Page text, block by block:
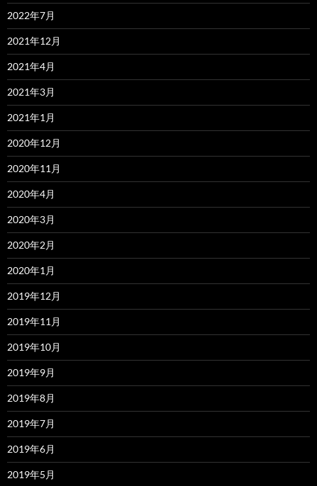
2022年7月
2021年12月
2021年4月
2021年3月
2021年1月
2020年12月
2020年11月
2020年4月
2020年3月
2020年2月
2020年1月
2019年12月
2019年11月
2019年10月
2019年9月
2019年8月
2019年7月
2019年6月
2019年5月